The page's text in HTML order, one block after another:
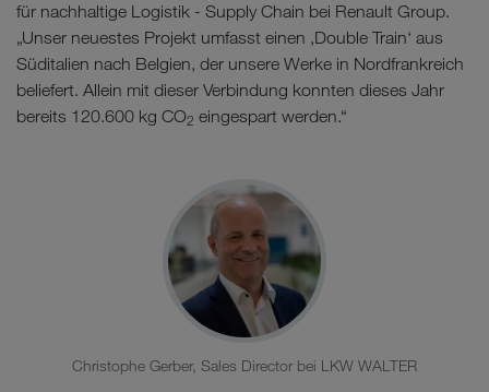
für nachhaltige Logistik - Supply Chain bei Renault Group.
„Unser neuestes Projekt umfasst einen ‚Double Train‘ aus
Süditalien nach Belgien, der unsere Werke in Nordfrankreich
beliefert. Allein mit dieser Verbindung konnten dieses Jahr
bereits 120.600 kg CO2 eingespart werden.“
Christophe Gerber, Sales Director bei LKW WALTER